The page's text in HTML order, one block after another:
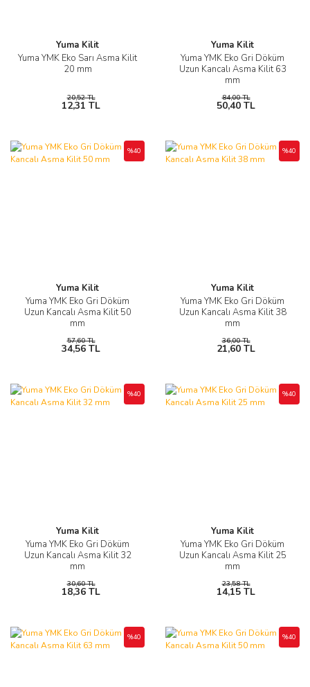
Yuma Kilit
Yuma YMK Eko Sarı Asma Kilit
20 mm
20,52 TL
12,31 TL
Yuma Kilit
Yuma YMK Eko Gri Döküm
Uzun Kancalı Asma Kilit 63
mm
84,00 TL
50,40 TL
Yuma Kilit
Yuma YMK Eko Gri Döküm
Uzun Kancalı Asma Kilit 50
mm
%40
57,60 TL
34,56 TL
Yuma Kilit
Yuma YMK Eko Gri Döküm
Uzun Kancalı Asma Kilit 38
mm
%40
36,00 TL
21,60 TL
Yuma Kilit
Yuma YMK Eko Gri Döküm
Uzun Kancalı Asma Kilit 32
mm
%40
30,60 TL
18,36 TL
Yuma Kilit
Yuma YMK Eko Gri Döküm
Uzun Kancalı Asma Kilit 25
mm
%40
23,58 TL
14,15 TL
%40 %40